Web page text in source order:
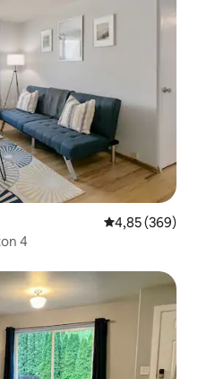
4,85 de uma
4,85 (369)
4
hóspedes